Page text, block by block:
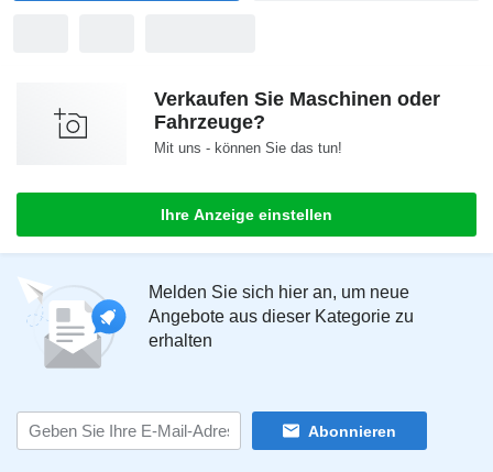
Verkaufen Sie Maschinen oder
Fahrzeuge?
Mit uns - können Sie das tun!
Ihre Anzeige einstellen
Melden Sie sich hier an, um neue
Angebote aus dieser Kategorie zu
erhalten
Abonnieren